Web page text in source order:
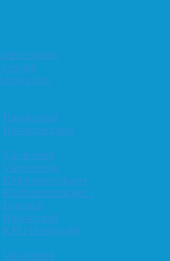
våren
Høst-konrad
Høstturneringen
Vår-konrad
Vårturnering
Klubbmesterskapet
Klubbmesterskapet i
Lynsjakk
Høst-konrad
KM i Hurtigsjakk
Vår-konrad